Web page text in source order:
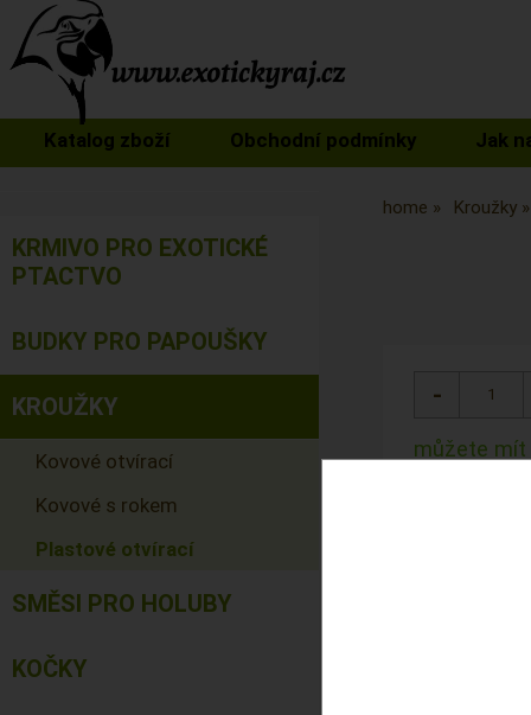
Katalog zboží Obchodní podmínky Jak
home Kroužky
můžete
KRMIVO PRO EXOTICKÉ
PTACTVO
BUDKY PRO PAPOUŠKY
KROUŽKY
Kovové otvírací
Kovové s rokem
Plastové otvírací
SMĚSI PRO HOLUBY
KOČKY